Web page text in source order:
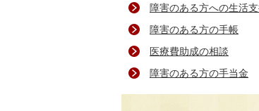
障害のある方への生活
障害のある方の手帳
医療費助成の相談
障害のある方の手当金